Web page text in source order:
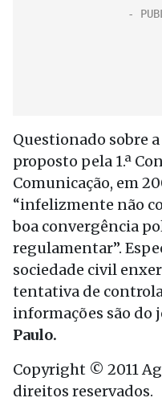
Questionado sobre
proposto pela 1.ª
Comunicação, em
“infelizmente não
boa convergência
regulamentar”.
sociedade civil
tentativa de
informações são do
Paulo.
Copyright © 2011
direitos reservados.